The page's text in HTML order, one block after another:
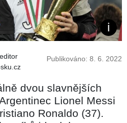
Publikováno: 8. 6. 2022
dvou slavnějších
Lionel Messi
Ronaldo (37).